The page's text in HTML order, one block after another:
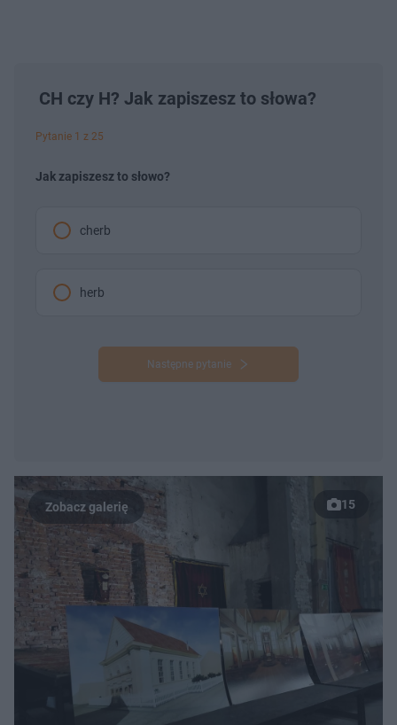
CH czy H? Jak zapiszesz to słowa?
Pytanie 1 z 25
Jak zapiszesz to słowo?
cherb
herb
Następne pytanie
15